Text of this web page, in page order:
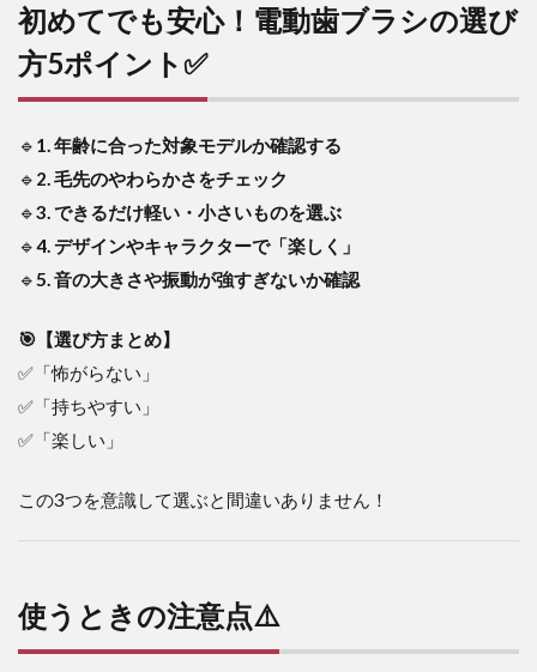
初めてでも安心！電動歯ブラシの選び
方5ポイント✅
🔹 1. 年齢に合った対象モデルか確認する
🔹 2. 毛先のやわらかさをチェック
🔹3. できるだけ軽い・小さいものを選ぶ
🔹4. デザインやキャラクターで「楽しく」
🔹5. 音の大きさや振動が強すぎないか確認
🎯【選び方まとめ】
✅「怖がらない」
✅「持ちやすい」
✅「楽しい」
この3つを意識して選ぶと間違いありません！
使うときの注意点⚠️